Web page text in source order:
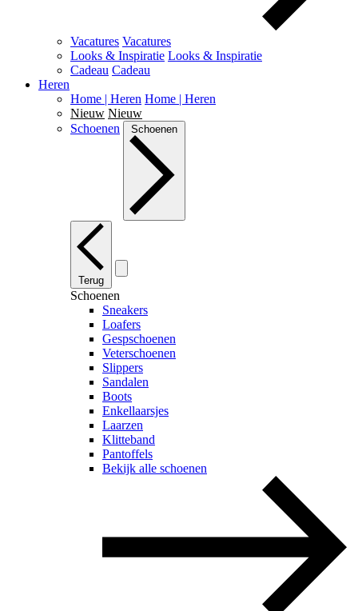
Vacatures Vacatures
Looks & Inspiratie Looks & Inspiratie
Cadeau Cadeau
Heren
Home | Heren Home | Heren
Nieuw Nieuw
Schoenen
Schoenen
Terug
Schoenen
Sneakers
Loafers
Gespschoenen
Veterschoenen
Slippers
Sandalen
Boots
Enkellaarsjes
Laarzen
Klitteband
Pantoffels
Bekijk alle schoenen